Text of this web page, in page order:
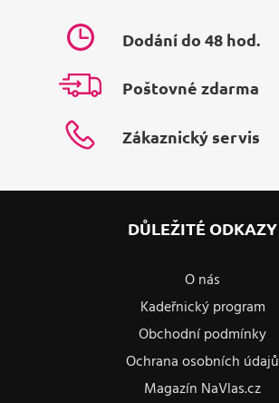
Dodání do 48 hod.
Poštovné zdarma
Zákaznický servis
DŮLEŽITÉ ODKAZY
O nás
Kadeřnický program
Obchodní podmínky
Ochrana osobních údajů
Magazín NaVlas.cz